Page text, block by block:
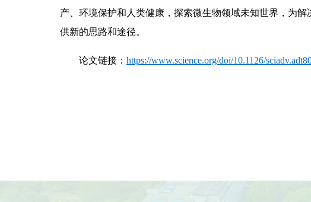
产、环境保护和人类健康，探索微生物领域未知世界，为
供新的思路和途径。
论文链接： https://www.science.org/doi/10.1126/